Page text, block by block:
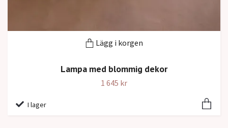
Lägg i korgen
Lampa med blommig dekor
1 645 kr
I lager